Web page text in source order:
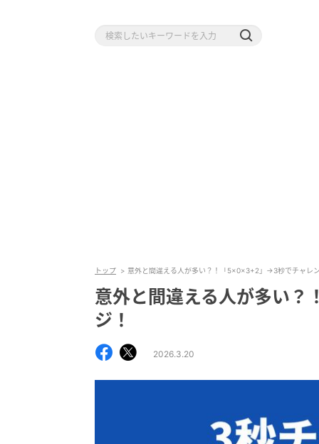
トップ 意外と間違える人が多い？！「5×0×3+2」→3秒でチャレ
意外と間違える人が多い
ジ！
2026.3.20